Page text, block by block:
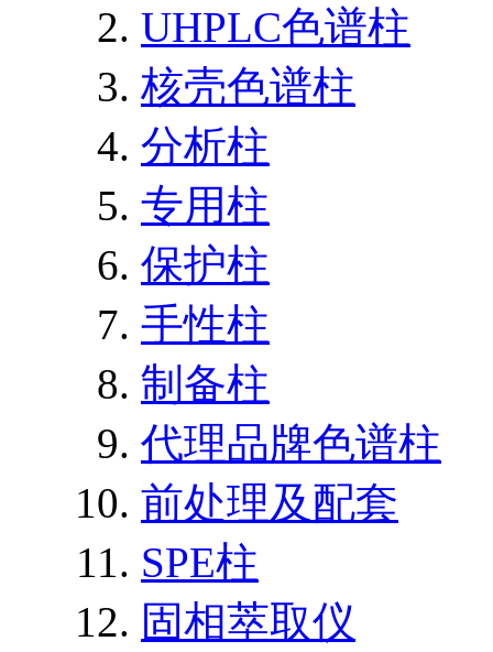
UHPLC色谱柱
核壳色谱柱
分析柱
专用柱
保护柱
手性柱
制备柱
代理品牌色谱柱
前处理及配套
SPE柱
固相萃取仪